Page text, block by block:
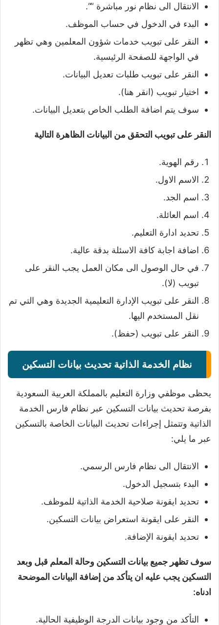
الانتقال الى نظام نور مباشرة ““.
البدء في الدخول في حساب الموظف.
النقر على تبويب خدمات شؤون المعلمين وهي تظهر
في الواجهة للصفحة الرئيسية.
النقر على تبويب طلبات تعديل البيانات.
اختيار تبويب (انقر هنا).
سوف يتم اضافة الطلب الخاص بتعديل البيانات.
النقر على تبويب التحقق من البيانات الظاهرة التالية
رقم الهوية.
الاسم الاول.
اسم الجد.
اسم العائلة.
تحديد ادارة التعليم.
اضافة اجابة كافة الاسئلة بدقة عالية.
في حال الوصول الى مكان العمل يجب النقر على
تبويب (لا).
النقر على تبويب الإدارة التعليمية الجديدة وهي التي تم
نقل المستخدم اليها.
النقر على تبويب (حفظ).
نظام الخدمة الذاتية تحديث بيانات التسكين
يحظى موظفي وزارة التعليم بالمملكة العربية السعودية
بفرصة تحديث بيانات التسكين عبر نظام فارس الخدمة
الذاتية وتتمثل إجراءات تحديث البيانات الخاصة بالتسكين
عبر ما يلي:
الانتقال الى نظام فارس الرسمي.
البدء بتسجيل الدخول.
تحديد ايقونة صلاحية الخدمة الذاتية للموظف.
النقر على ايقونة استعراض بيانات التسكين.
تحديد ايقونة الإضافة.
سوف تظهر جميع بيانات التسكين وحالة المعلم قبل وبعد
التسكين يجب عليه ان يتأكد من إضافة البيانات الموضحة
ادناه:
التأكد من وجود بيانات الدرجة الوظيفية الحالية.